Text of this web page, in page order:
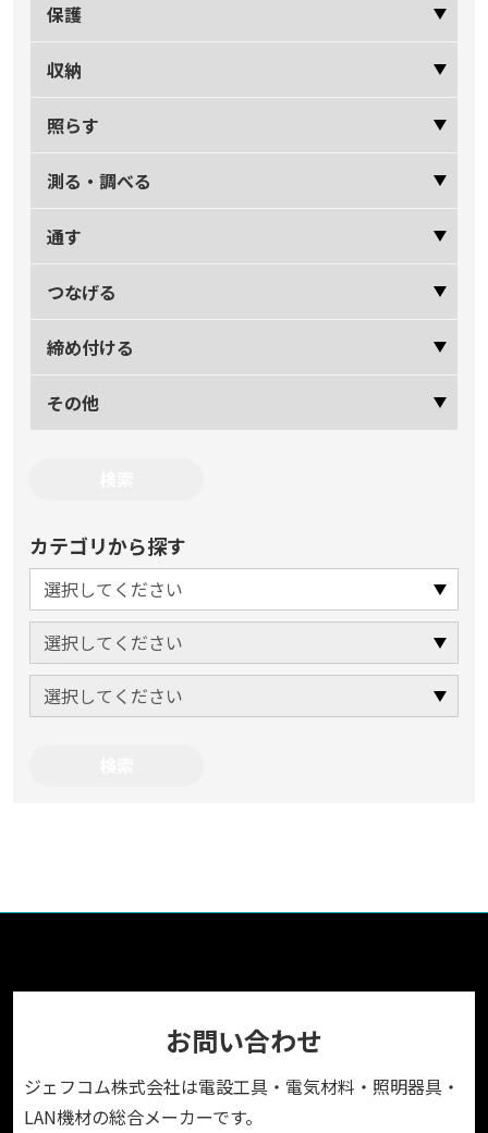
保護
収納
照らす
測る・調べる
通す
つなげる
締め付ける
その他
カテゴリから探す
お問い合わせ
ジェフコム株式会社は電設工具・電気材料・照明器具・
LAN機材の総合メーカーです。